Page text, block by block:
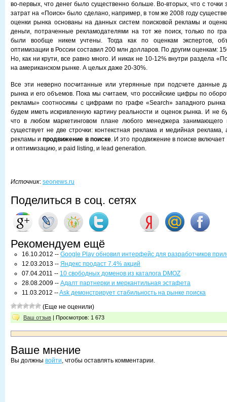
во-первых, что денег было существенно больше. Во-вторых, что с точки
затрат на «Поиск» было сделано, например, в том же 2008 году
оценки рынка основаны на данных систем поисковой рекламы и
деньги, потраченные рекламодателями на тот же поиск, только по
были вообще никем учтены. Тогда как по оценкам экспертов,
оптимизации в России составил 200 млн долларов. По другим оценкам:
Но, как ни крути, все равно много. И никак не 10-12% внутри раздела
на американском рынке. А целых даже 20-30%.
Все эти неверно посчитанные или утерянные при подсчете данные
рынка и его объемов. Пока мы считаем, что российские цифры по
рекламы» соотносимы с цифрами по графе «Search» западного
будем иметь искривленную картину реальности и оценок рынка. И не
что в любом маркетинговом плане любого менеджера занимающего
существует не две строчки: контекстная реклама и медийная реклама,
рекламы ипродвижение в поиске. И это продвижение в поиске включает
и оптимизацию, и paid listing, и lead generation.
Источник: seonews.ru
Поделиться в соц. сетях
Рекомендуем ещё
16.10.2012 -- Google Play обновил интерфейс для разработчиков
12.03.2013 -- Яндекс продаст 7,4% акций
07.04.2011 -- 10 свободных доменов из каталога DMOZ
28.08.2009 -- Адалт партнерки и меркантильная эстафета
11.03.2012 --Ask демонстрирует стабильность на рынке поиска
(Еще не оценили)
Ваш отзыв | Просмотров: 1 673
Ваше мнение
Вы должны войти, чтобы оставлять комментарии.